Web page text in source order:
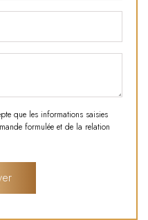
que les informations saisies
formulée et de la relation